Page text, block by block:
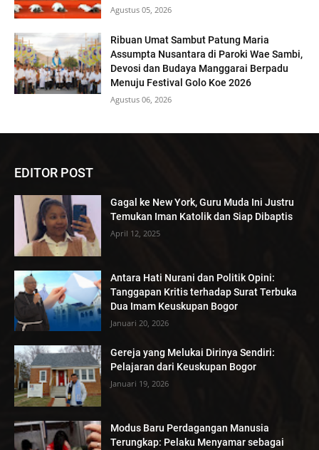
Agustus 05, 2026
Ribuan Umat Sambut Patung Maria
Assumpta Nusantara di Paroki Wae Sambi,
Devosi dan Budaya Manggarai Berpadu
Menuju Festival Golo Koe 2026
Agustus 06, 2026
EDITOR POST
Gagal ke New York, Guru Muda Ini Justru
Temukan Iman Katolik dan Siap Dibaptis
April 12, 2025
Antara Hati Nurani dan Politik Opini:
Tanggapan Kritis terhadap Surat Terbuka
Dua Imam Keuskupan Bogor
Januari 20, 2026
Gereja yang Melukai Dirinya Sendiri:
Pelajaran dari Keuskupan Bogor
Januari 19, 2026
Modus Baru Perdagangan Manusia
Terungkap: Pelaku Menyamar sebagai